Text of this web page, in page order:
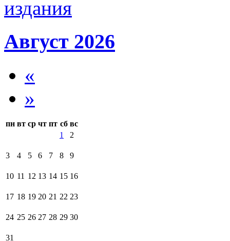
Август 2026
«
»
пн вт ср чт пт сб вс
1
2
3 4 5 6 7 8 9
10 11 12 13 14 15 16
17 18 19 20 21 22 23
24 25 26 27 28 29 30
31